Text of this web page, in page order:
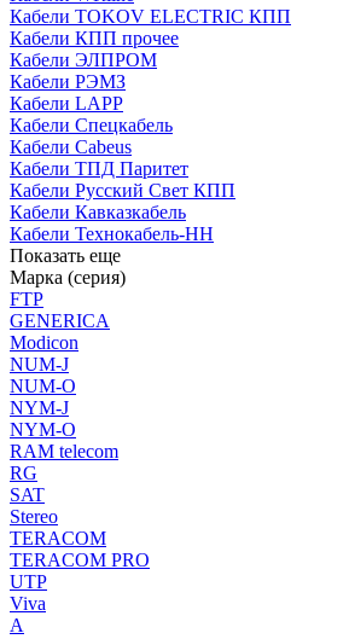
Кабели TOKOV ELECTRIC КПП
Кабели КПП прочее
Кабели ЭЛПРОМ
Кабели РЭМЗ
Кабели LAPP
Кабели Спецкабель
Кабели Cabeus
Кабели ТПД Паритет
Кабели Русский Свет КПП
Кабели Кавказкабель
Кабели Технокабель-НН
Показать еще
Марка (серия)
FTP
GENERICA
Modicon
NUM-J
NUM-O
NYM-J
NYM-O
RAM telecom
RG
SAT
Stereo
TERACOM
TERACOM PRO
UTP
Viva
А